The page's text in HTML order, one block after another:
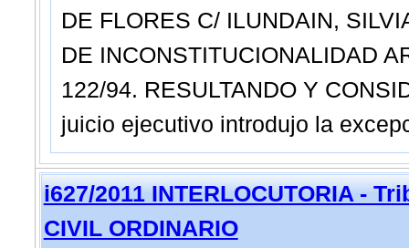
DE FLORES C/ ILUNDAIN,
DE INCONSTITUCIONALIDAD
122/94. RESULTANDO Y
juicio ejecutivo introdujo la
i627/2011 INTERLOCUTORIA -
CIVIL ORDINARIO